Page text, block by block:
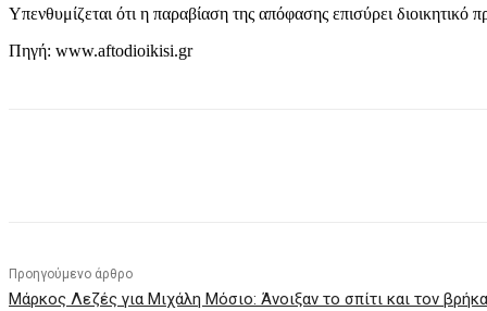
Υπενθυμίζεται ότι η παραβίαση της απόφασης επισύρει
Πηγή: www.aftodioikisi.gr
Προηγούμενο άρθρο
Μάρκος Λεζές για Μιχάλη Μόσιο: Άνοιξαν το σπίτι και τον